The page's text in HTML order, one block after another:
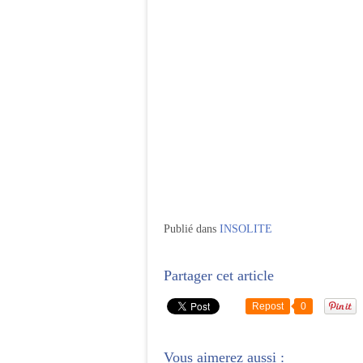
Publié dans INSOLITE
Partager cet article
Repost 0
Vous aimerez aussi :